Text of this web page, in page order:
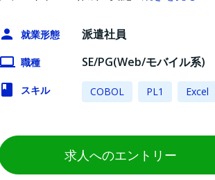
就業形態 派遣社員
職種 SE/PG(Web/モバイル系)
スキル COBOL PL1 Excel
求人へのエントリー